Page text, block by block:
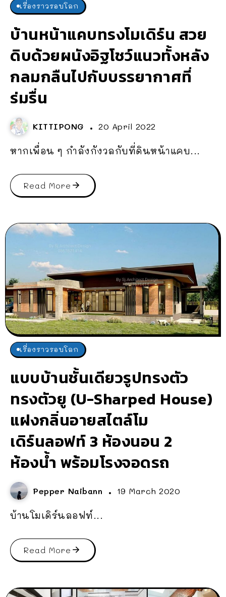
เรื่องราวรอบโลก
บ้านหน้าแคบทรงโมเดิร์น สวย
ดิบด้วยผนังอิฐโชว์แนวทั้งหลัง
กลมกลืนไปกับบรรยากาศที่
ร่มรื่น
KITTIPONG 20 April 2022
หากเพื่อน ๆ กำลังกังวลกับที่ดินหน้าแคบ...
Read More
เรื่องราวรอบโลก
แบบบ้านชั้นเดียวรูปทรงตัว
ทรงตัวยู (U-Sharped House)
แฝงกลิ่นอายสไตล์โม
เดิร์นลอฟท์ 3 ห้องนอน 2
ห้องน้ำ พร้อมโรงจอดรถ
Pepper Naibann 19 March 2020
บ้านโมเดิร์นลอฟท์...
Read More